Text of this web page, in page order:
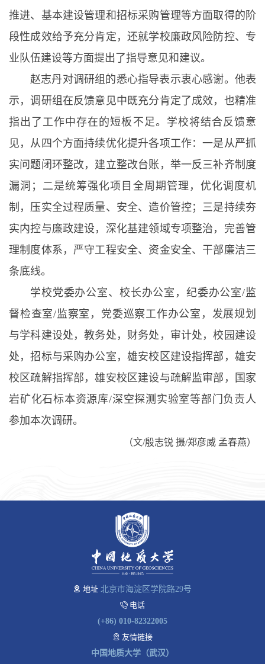
推进、基本建设管理和招标采购管理等方面取得的阶
段性成效给予充分肯定，还就学校廉政风险防控、专
业队伍建设等方面提出了指导意见和建议。
赵志丹对调研组的悉心指导表示衷心感谢。他表
示，调研组在反馈意见中既充分肯定了成效，也精准
指出了工作中存在的短板不足。学校将结合反馈意
见，从四个方面持续优化提升各项工作：一是从严抓
实问题闭环整改，建立整改台账，举一反三补齐制度
漏洞；二是统筹强化项目全周期管理，优化调度机
制，压实全过程质量、安全、造价管控；三是持续夯
实内控与廉政建设，深化基建领域专项整治，完善管
理制度体系，严守工程安全、资金安全、干部廉洁三
条底线。
学校党委办公室、校长办公室，纪委办公室/监
督检查室/监察室，党委巡察工作办公室，发展规划
与学科建设处，教务处，财务处，审计处，校园建设
处，招标与采购办公室，雄安校区建设指挥部，雄安
校区疏解指挥部，雄安校区建设与疏解监审部，国家
岩矿化石标本资源库/深空探测实验室等部门负责人
参加本次调研。
（文/殷志锐 摄/郑彦威 孟春燕）
地址 北京市海淀区学院路29号
电话
(+86) 010-82322005
友情链接
中国地质大学（武汉）